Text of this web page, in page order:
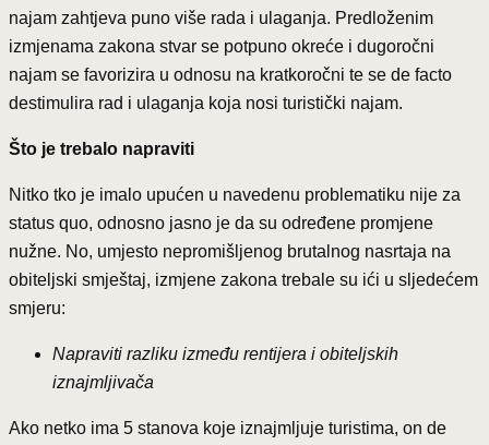
najam zahtjeva puno više rada i ulaganja. Predloženim
izmjenama zakona stvar se potpuno okreće i dugoročni
najam se favorizira u odnosu na kratkoročni te se de facto
destimulira rad i ulaganja koja nosi turistički najam.
Što je trebalo napraviti
Nitko tko je imalo upućen u navedenu problematiku nije za
status quo, odnosno jasno je da su određene promjene
nužne. No, umjesto nepromišljenog brutalnog nasrtaja na
obiteljski smještaj, izmjene zakona trebale su ići u sljedećem
smjeru:
Napraviti razliku između rentijera i obiteljskih
iznajmljivača
Ako netko ima 5 stanova koje iznajmljuje turistima, on de